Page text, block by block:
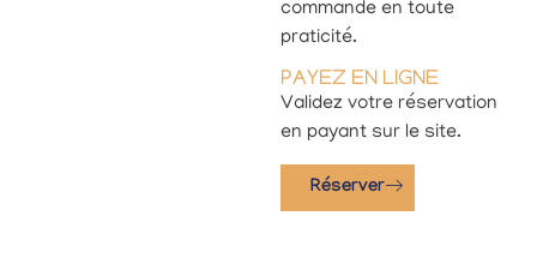
commande en toute
praticité.
PAYEZ EN LIGNE
Validez votre réservation
en payant sur le site.
Réserver